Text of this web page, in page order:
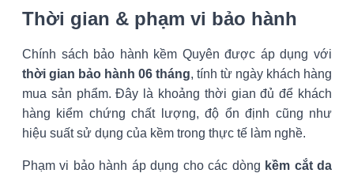
Thời gian & phạm vi bảo hành
Chính sách bảo hành kềm Quyên được áp dụng với
thời gian bảo hành 06 tháng, tính từ ngày khách hàng
mua sản phẩm. Đây là khoảng thời gian đủ để khách
hàng kiểm chứng chất lượng, độ ổn định cũng như
hiệu suất sử dụng của kềm trong thực tế làm nghề.
Phạm vi bảo hành áp dụng cho các dòng kềm cắt da